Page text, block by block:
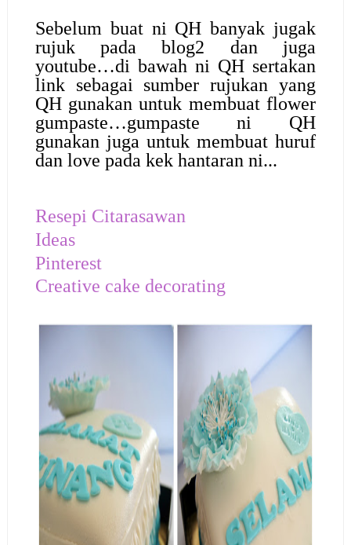
Sebelum buat ni QH banyak jugak
rujuk pada blog2 dan juga
youtube…di bawah ni QH sertakan
link sebagai sumber rujukan yang
QH gunakan untuk membuat flower
gumpaste…gumpaste ni QH
gunakan juga untuk membuat huruf
dan love pada kek hantaran ni...
Resepi Citarasawan
Ideas
Pinterest
Creative cake decorating